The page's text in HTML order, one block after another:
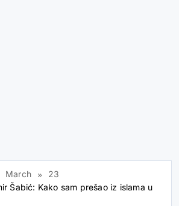
March
23
Šabić: Kako sam prešao iz islama u